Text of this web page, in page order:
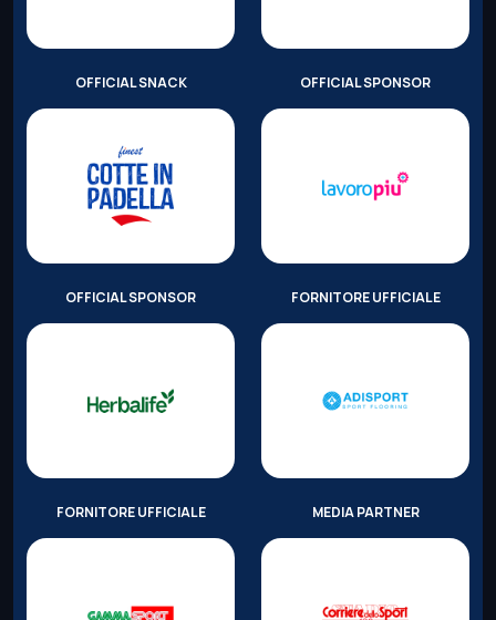
OFFICIAL SNACK OFFICIAL SPONSOR
OFFICIAL SPONSOR FORNITORE UFFICIALE
FORNITORE UFFICIALE MEDIA PARTNER